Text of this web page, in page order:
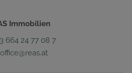
Immobilien
664 24 77 08 7
office@reas.at